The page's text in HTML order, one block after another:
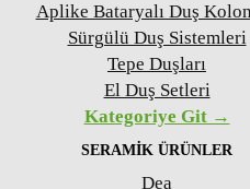
Aplike Bataryalı Duş
Sürgülü Duş Sistemleri
Tepe Duşları
El Duş Setleri
Kategoriye Git →
SERAMIK ÜRÜNLER
Dea